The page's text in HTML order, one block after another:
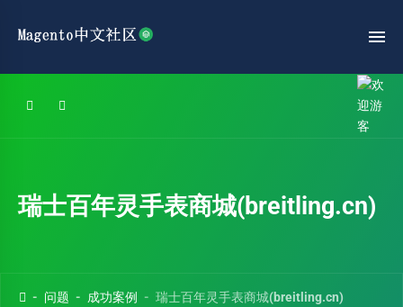
瑞士百年灵手表商城(breitling.cn)
问题 成功案例 瑞士百年灵手表商城(breitling.cn)